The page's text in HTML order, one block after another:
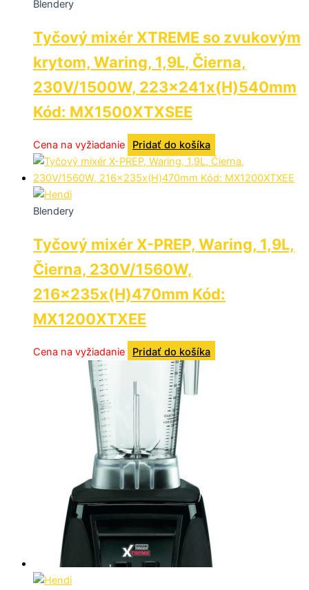
Blendery
Tyčový mixér XTREME so zvukovým
krytom, Waring, 1,9L, Čierna,
230V/1500W, 223x241x(H)540mm
Kód: MX1500XTXSEE
Cena na vyžiadanie Pridať do košíka
Blendery
Tyčový mixér X-PREP, Waring, 1,9L,
Čierna, 230V/1560W,
216x235x(H)470mm Kód:
MX1200XTXEE
Cena na vyžiadanie Pridať do košíka